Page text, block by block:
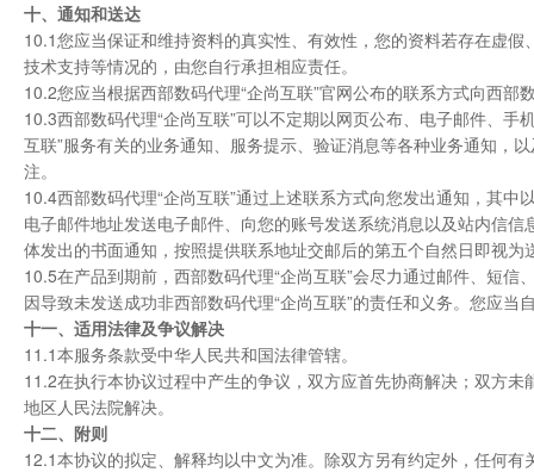
十、通知和送达
10.1您应当保证和维持资料的真实性、有效性，您的资料若存在虚
技术支持等情况的，由您自行承担相应责任。
10.2您应当根据西部数码代理“企尚互联”官网公布的联系方式向西部
10.3西部数码代理“企尚互联”可以不定期以网页公布、电子邮件、
互联”服务有关的业务通知、服务提示、验证消息等各种业务通知，
注。
10.4西部数码代理“企尚互联”通过上述联系方式向您发出通知，其
电子邮件地址发送电子邮件、向您的账号发送系统消息以及站内信
体发出的书面通知，按照提供联系地址交邮后的第五个自然日即视为
10.5在产品到期前，西部数码代理“企尚互联”会尽力通过邮件、短
因导致未发送成功非西部数码代理“企尚互联”的责任和义务。您应
十一、适用法律及争议解决
11.1本服务条款受中华人民共和国法律管辖。
11.2在执行本协议过程中产生的争议，双方应首先协商解决；双方
地区人民法院解决。
十二、附则
12.1本协议的拟定、解释均以中文为准。除双方另有约定外，任何